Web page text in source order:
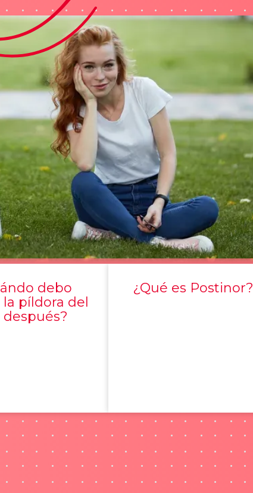
debo
píldora del
después?
¿Qué es Postinor?